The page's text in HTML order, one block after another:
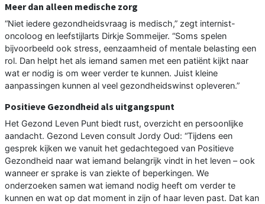
Meer dan alleen medische zorg
“Niet iedere gezondheidsvraag is medisch,” zegt internist-
oncoloog en leefstijlarts Dirkje Sommeijer. “Soms spelen
bijvoorbeeld ook stress, eenzaamheid of mentale belasting een
rol. Dan helpt het als iemand samen met een patiënt kijkt naar
wat er nodig is om weer verder te kunnen. Juist kleine
aanpassingen kunnen al veel gezondheidswinst opleveren.”
Positieve Gezondheid als uitgangspunt
Het Gezond Leven Punt biedt rust, overzicht en persoonlijke
aandacht. Gezond Leven consult Jordy Oud: “Tijdens een
gesprek kijken we vanuit het gedachtegoed van Positieve
Gezondheid naar wat iemand belangrijk vindt in het leven – ook
wanneer er sprake is van ziekte of beperkingen. We
onderzoeken samen wat iemand nodig heeft om verder te
kunnen en wat op dat moment in zijn of haar leven past. Dat kan